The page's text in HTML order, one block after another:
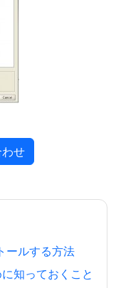
せ
ールする方法
知っておくこと